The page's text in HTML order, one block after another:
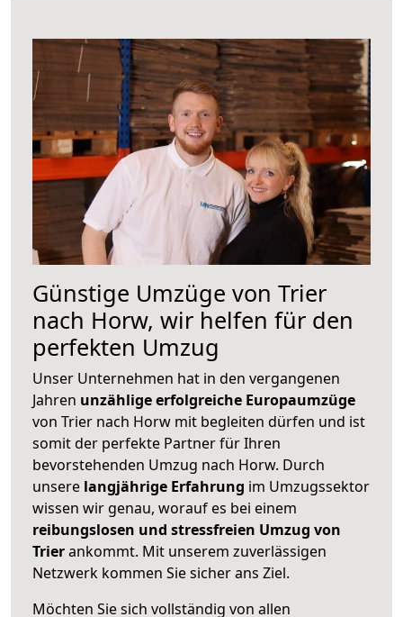
Günstige Umzüge von Trier
nach Horw, wir helfen für den
perfekten Umzug
Unser Unternehmen hat in den vergangenen
Jahren unzählige erfolgreiche Europaumzüge
von Trier nach Horw mit begleiten dürfen und ist
somit der perfekte Partner für Ihren
bevorstehenden Umzug nach Horw. Durch
unsere langjährige Erfahrung im Umzugssektor
wissen wir genau, worauf es bei einem
reibungslosen und stressfreien Umzug von
Trierankommt. Mit unserem zuverlässigen
Netzwerk kommen Sie sicher ans Ziel.
Möchten Sie sich vollständig von allen